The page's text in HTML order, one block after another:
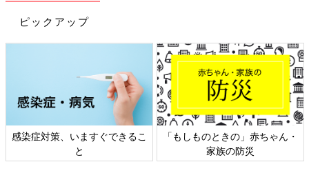
ピックアップ
感染症対策、いますぐできるこ
と
「もしものときの」赤ちゃん・
家族の防災